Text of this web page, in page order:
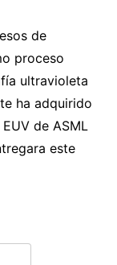
de
proceso
ultravioleta
ha adquirido
de ASML
este